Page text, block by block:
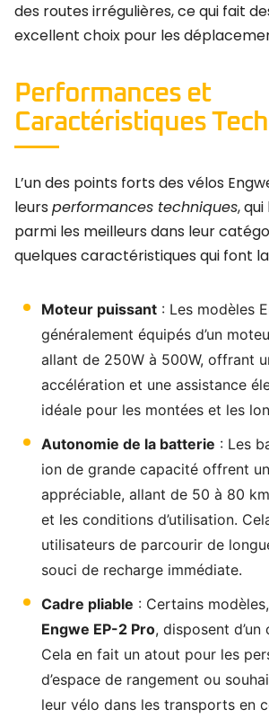
des routes irrégulières, ce qui fait
excellent choix pour les
Performances et
Caractéristiques
L’un des points forts des vélos
leurs performances techniques,
parmi les meilleurs dans leur
quelques caractéristiques qui font
Moteur puissant : Les modèles
généralement équipés d’un
allant de 250W à 500W, offrant
accélération et une assistance
idéale pour les montées et les
Autonomie de la batterie : Les
ion de grande capacité offrent
appréciable, allant de 50 à 80
et les conditions d’utilisation.
utilisateurs de parcourir de
souci de recharge immédiate.
Cadre pliable : Certains
Engwe EP-2 Pro, disposent
Cela en fait un atout pour les
d’espace de rangement ou
leur vélo dans les transports en